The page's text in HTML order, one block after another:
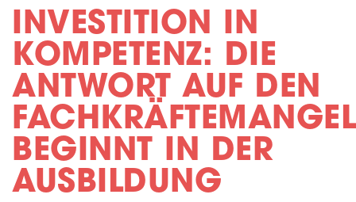
INVESTITION IN
KOMPETENZ: DIE
ANTWORT AUF DEN
FACHKRÄFTEMANGEL
BEGINNT IN DER
AUSBILDUNG